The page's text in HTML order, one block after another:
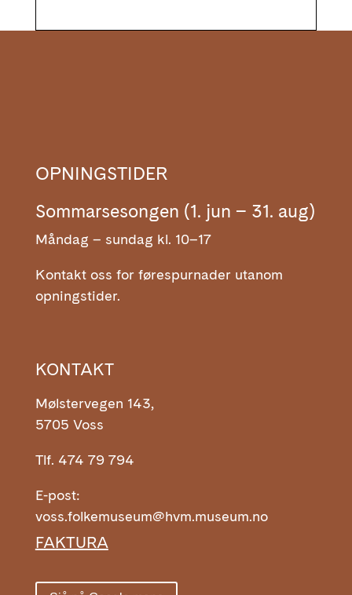
OPNINGSTIDER
Sommarsesongen (1. jun – 31. aug)
Måndag – sundag kl. 10–17
Kontakt oss for førespurnader utanom
opningstider.
KONTAKT
Mølstervegen 143,
5705 Voss
Tlf. 474 79 794
E-post:
voss.folkemuseum@hvm.museum.no
FAKTURA